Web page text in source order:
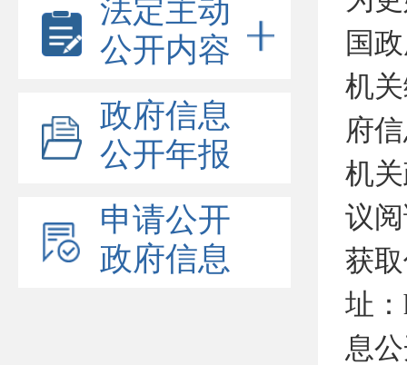
法定主动
公开内容
政府信息
公开年报
申请公开
政府信息
国
机
府
机
议
获
址
息